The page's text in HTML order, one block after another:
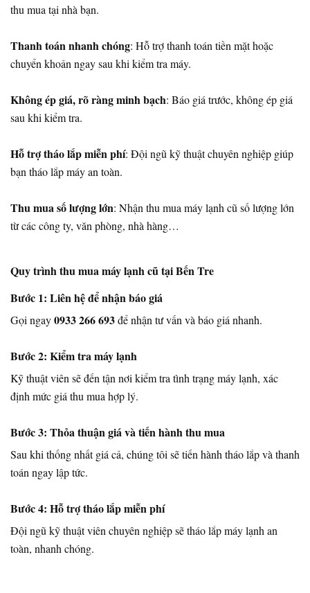
thu mua tại nhà bạn.
Thanh toán nhanh chóng: Hỗ trợ thanh toán tiền mặt hoặc
chuyển khoản ngay sau khi kiểm tra máy.
Không ép giá, rõ ràng minh bạch: Báo giá trước, không ép giá
sau khi kiểm tra.
Hỗ trợ tháo lắp miễn phí: Đội ngũ kỹ thuật chuyên nghiệp giúp
bạn tháo lắp máy an toàn.
Thu mua số lượng lớn: Nhận thu mua máy lạnh cũ số lượng lớn
từ các công ty, văn phòng, nhà hàng…
Quy trình thu mua máy lạnh cũ tại Bến Tre
Bước 1: Liên hệ để nhận báo giá
Gọi ngay0933 266 693để nhận tư vấn và báo giá nhanh.
Bước 2: Kiểm tra máy lạnh
Kỹ thuật viên sẽ đến tận nơi kiểm tra tình trạng máy lạnh, xác
định mức giá thu mua hợp lý.
Bước 3: Thỏa thuận giá và tiến hành thu mua
Sau khi thống nhất giá cả, chúng tôi sẽ tiến hành tháo lắp và thanh
toán ngay lập tức.
Bước 4: Hỗ trợ tháo lắp miễn phí
Đội ngũ kỹ thuật viên chuyên nghiệp sẽ tháo lắp máy lạnh an
toàn, nhanh chóng.